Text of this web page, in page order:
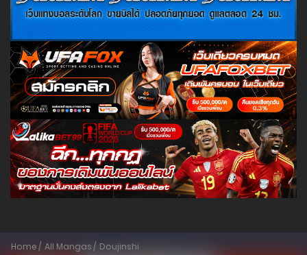
Home All Mangas
Doujinshi